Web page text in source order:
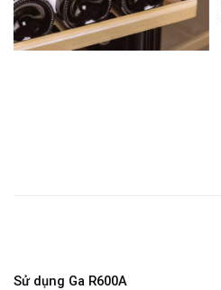
Sử dụng Ga R600A